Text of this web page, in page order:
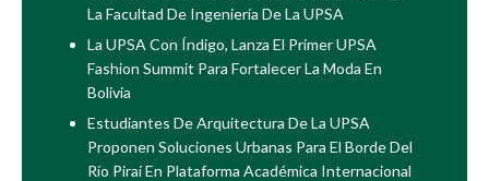
La Facultad De Ingeniería De La UPSA
La UPSA Con Índigo, Lanza El Primer UPSA
Fashion Summit Para Fortalecer La Moda En
Bolivia
Estudiantes De Arquitectura De La UPSA
Proponen Soluciones Urbanas Para El Borde Del
Río Piraí En Plataforma Académica Internacional